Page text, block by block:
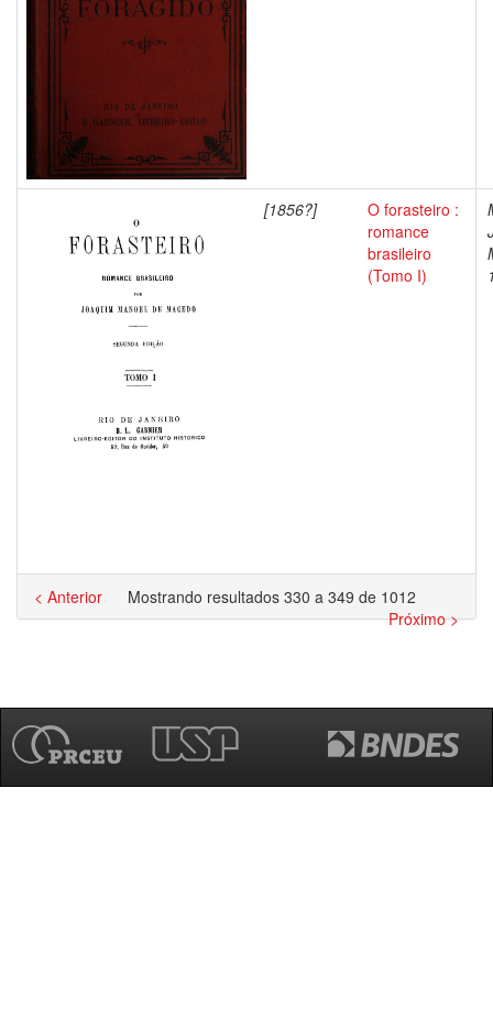
[1856?]
O forasteiro :
romance
brasileiro
(Tomo I)
Mostrando resultados 330 a 349 de 1012
< Anterior
Próximo >